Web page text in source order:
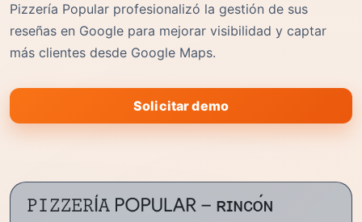
Pizzería Popular profesionalizó la gestión de sus
reseñas en Google para mejorar visibilidad y captar
más clientes desde Google Maps.
Solicitar demo